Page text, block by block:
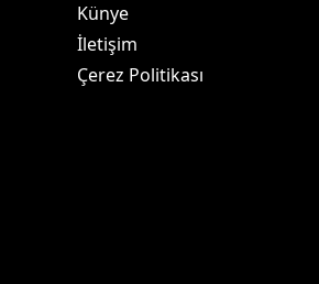
Künye
İletişim
Çerez Politikası